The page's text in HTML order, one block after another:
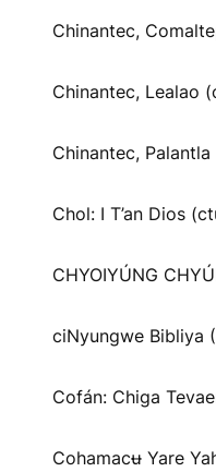
Chinantec,
Chinantec, Lealao
Chinantec, Palantla
Chol: I T’an Dios
CHYOIYÚNG
ciNyungwe Bibliya
Cofán: Chiga
Cohamacʉ Yare